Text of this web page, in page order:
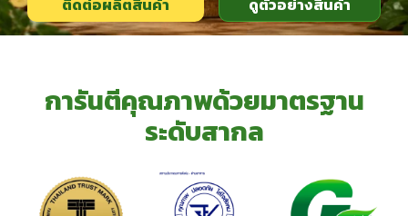
ติดต่อผลิตสินค้า ดูตัวอย่างสินค้า
การันตีคุณภาพด้วยมาตรฐาน
ระดับสากล